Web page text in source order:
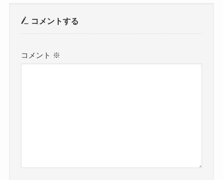
コメントする
コメント ※